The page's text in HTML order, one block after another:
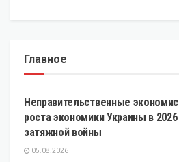
Главное
ЭКОНОМИКА
Неправительственные
роста экономики Украины в 2026
затяжной войны
05.08.2026